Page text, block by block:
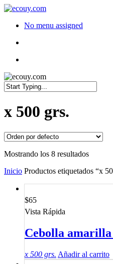
No menu assigned
x 500 grs.
Mostrando los 8 resultados
Inicio Productos etiquetados “x
$65
Vista Rápida
Cebolla amarilla
x 500 grs. Añadir al carrito